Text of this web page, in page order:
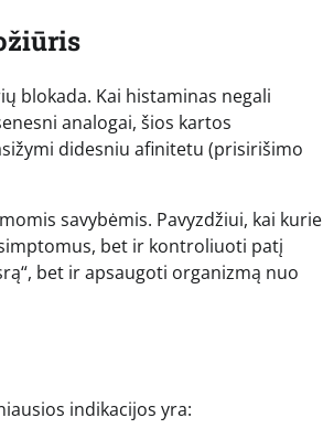
blokada. Kai histaminas negali
analogai, šios kartos
didesniu afinitetu (prisirišimo
savybėmis. Pavyzdžiui, kai kurie
bet ir kontroliuoti patį
bet ir apsaugoti organizmą nuo
indikacijos yra: